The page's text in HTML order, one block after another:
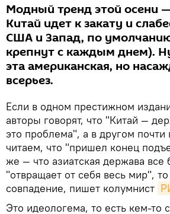
Модный тренд этой осени
Китай идет к закату и
США и Запад, по
крепнут с каждым днем).
эта американская, но
всерьез.
Если в одном престижном
авторы говорят, что "Китай —
это проблема", а в другом
читаем, что "пришел конец
же — что азиатская держава все
"отвращает от себя весь мир",
совпадение, пишет колумнист
Это идеологема, то есть кем-то